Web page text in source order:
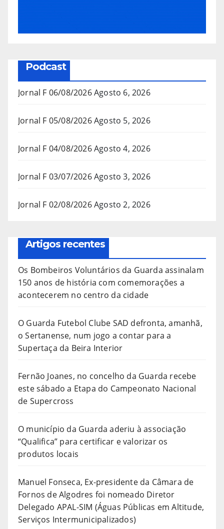
Podcast
Jornal F 06/08/2026Agosto 6, 2026
Jornal F 05/08/2026Agosto 5, 2026
Jornal F 04/08/2026Agosto 4, 2026
Jornal F 03/07/2026Agosto 3, 2026
Jornal F 02/08/2026Agosto 2, 2026
Artigos recentes
Os Bombeiros Voluntários da Guarda assinalam
150 anos de história com comemorações a
acontecerem no centro da cidade
O Guarda Futebol Clube SAD defronta, amanhã,
o Sertanense, num jogo a contar para a
Supertaça da Beira Interior
Fernão Joanes, no concelho da Guarda recebe
este sábado a Etapa do Campeonato Nacional
de Supercross
O município da Guarda aderiu à associação
“Qualifica” para certificar e valorizar os
produtos locais
Manuel Fonseca, Ex-presidente da Câmara de
Fornos de Algodres foi nomeado Diretor
Delegado APAL-SIM (Águas Públicas em Altitude,
Serviços Intermunicipalizados)